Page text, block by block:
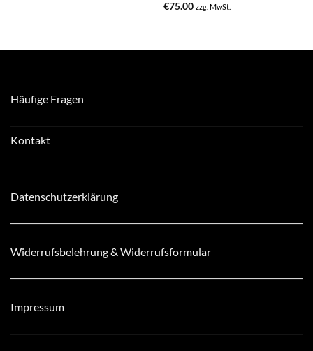
€75.00 zzg. MwSt.
Häufige Fragen
Kontakt
Datenschutzerklärung
Widerrufsbelehrung & Widerrufsformular
Impressum